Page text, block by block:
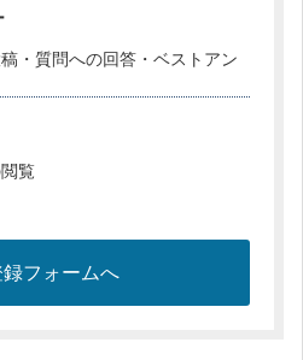
・質問への回答・ベストアン
覧
フォームへ